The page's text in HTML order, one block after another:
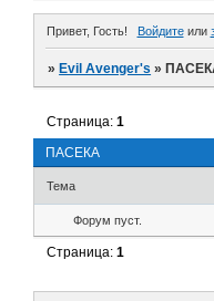
Привет, Гость! Войдитеили
»Evil Avenger's »
ПАСЕКА
Страница:1
Тема
Форум пуст.
Страница:1